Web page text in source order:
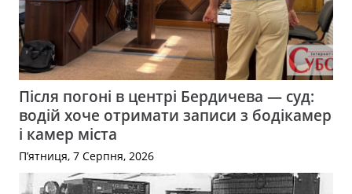
Після погоні в центрі Бердичева — суд:
водій хоче отримати записи з бодікамер
і камер міста
П’ятниця, 7 Серпня, 2026